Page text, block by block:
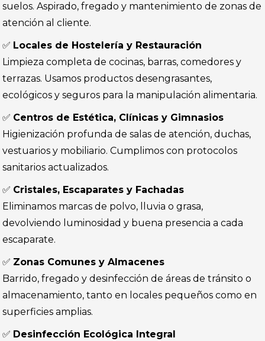
suelos. Aspirado, fregado y mantenimiento de zonas de
atención al cliente.
✅ Locales de Hostelería y Restauración
Limpieza completa de cocinas, barras, comedores y
terrazas. Usamos productos desengrasantes,
ecológicos y seguros para la manipulación alimentaria.
✅ Centros de Estética, Clínicas y Gimnasios
Higienización profunda de salas de atención, duchas,
vestuarios y mobiliario. Cumplimos con protocolos
sanitarios actualizados.
✅ Cristales, Escaparates y Fachadas
Eliminamos marcas de polvo, lluvia o grasa,
devolviendo luminosidad y buena presencia a cada
escaparate.
✅ Zonas Comunes y Almacenes
Barrido, fregado y desinfección de áreas de tránsito o
almacenamiento, tanto en locales pequeños como en
superficies amplias.
✅ Desinfección Ecológica Integral